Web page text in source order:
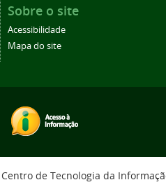
Sobre o site
Acessibilidade
Mapa do site
Centro de Tecnologia da